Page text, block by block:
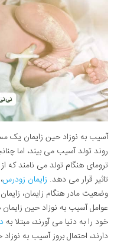
آسیب به نوزاد حین زایمان یک
روند تولد آسیب می بیند، اما
تاثیر قرار می دهد. زایمان زودرس
وضعیت مادر هنگام زایمان،
عوامل آسیب به نوزاد حین
خود را به دنیا می آورند، مبتلا به
دارند، احتمال بروز آسیب به